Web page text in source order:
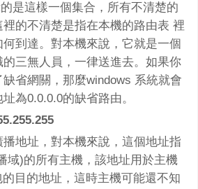
是這樣一個集合，所有不清楚的
的不清楚是指在本機的路由表 裡
到達。對本機來說，它就是一個
三無人員，一律送進去。如果你
省網關，那麼windows 系統就會
為0.0.0.0的缺省路由。
址，對本機來說，這個地址指
域)的所有主機，該地址用於主機
目的地址，這時主機可能還不知